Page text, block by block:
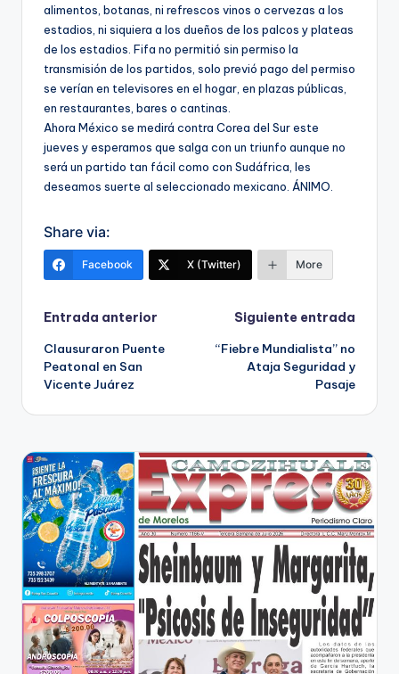
alimentos, botanas, ni refrescos vinos o cervezas a los
estadios, ni siquiera a los dueños de los palcos y plateas
de los estadios. Fifa no permitió sin permiso la
transmisión de los partidos, solo previó pago del permiso
se verían en televisores en el hogar, en plazas públicas,
en restaurantes, bares o cantinas.
Ahora México se medirá contra Corea del Sur este
jueves y esperamos que salga con un triunfo aunque no
será un partido tan fácil como con Sudáfrica, les
deseamos suerte al seleccionado mexicano. ÁNIMO.
Share via:
Facebook X (Twitter) More
Navegación
de
entradas
Entrada anterior
Clausuraron Puente
Peatonal en San
Vicente Juárez
Siguiente entrada
“Fiebre Mundialista” no
Ataja Seguridad y
Pasaje